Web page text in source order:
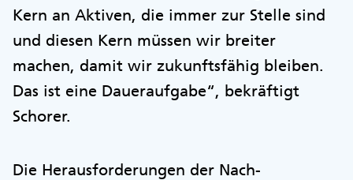
Kern an Aktiven, die immer zur Stelle sind
und diesen Kern müssen wir breiter
machen, damit wir zukunftsfähig bleiben.
Das ist eine Daueraufgabe“, bekräftigt
Schorer.
Die Herausforderungen der Nach-